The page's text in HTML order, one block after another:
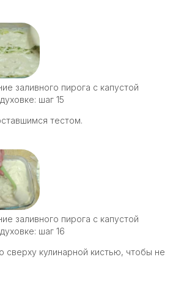
заливного пирога с капустой
шаг 15
тестом.
заливного пирога с капустой
шаг 16
сверху кулинарной кистью, чтобы не